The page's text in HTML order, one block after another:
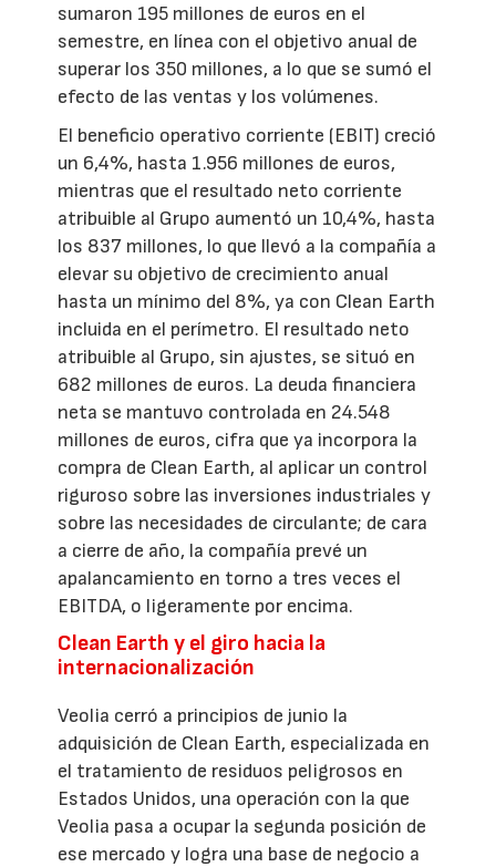
sumaron 195 millones de euros en el
semestre, en línea con el objetivo anual de
superar los 350 millones, a lo que se sumó el
efecto de las ventas y los volúmenes.
El beneficio operativo corriente (EBIT) creció
un 6,4%, hasta 1.956 millones de euros,
mientras que el resultado neto corriente
atribuible al Grupo aumentó un 10,4%, hasta
los 837 millones, lo que llevó a la compañía a
elevar su objetivo de crecimiento anual
hasta un mínimo del 8%, ya con Clean Earth
incluida en el perímetro. El resultado neto
atribuible al Grupo, sin ajustes, se situó en
682 millones de euros. La deuda financiera
neta se mantuvo controlada en 24.548
millones de euros, cifra que ya incorpora la
compra de Clean Earth, al aplicar un control
riguroso sobre las inversiones industriales y
sobre las necesidades de circulante; de cara
a cierre de año, la compañía prevé un
apalancamiento en torno a tres veces el
EBITDA, o ligeramente por encima.
Clean Earth y el giro hacia la
internacionalización
Veolia cerró a principios de junio la
adquisición de Clean Earth, especializada en
el tratamiento de residuos peligrosos en
Estados Unidos, una operación con la que
Veolia pasa a ocupar la segunda posición de
ese mercado y logra una base de negocio a